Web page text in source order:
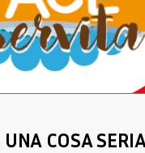
COSA